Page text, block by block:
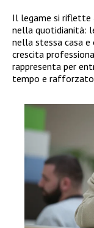
Il legame si riflette
nella quotidianità:
nella stessa casa
crescita
rappresenta per
tempo e